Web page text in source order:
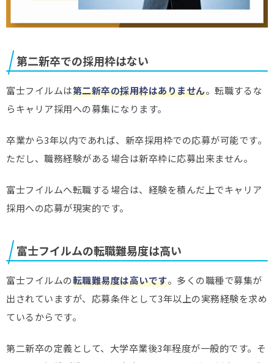
第二新卒での採用枠はない
富士フイルムは第二新卒の採用枠はありません。転職するな
らキャリア採用への募集になります。
卒業から3年以内であれば、新卒採用枠での応募が可能です。
ただし、職務経験がある場合は新卒枠に応募出来ません。
富士フイルムへ転職する場合は、経験を積んだ上でキャリア
採用への応募が現実的です。
富士フイルムの転職難易度は高い
富士フイルムの転職難易度は高いです。多くの職種で募集が
出されていますが、応募条件として3年以上の実務経験を求め
ているからです。
第二新卒の定義として、大学卒業後3年程度が一般的です。そ